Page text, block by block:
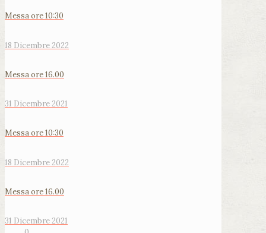
Messa ore 10:30
18 Dicembre 2022
Messa ore 16.00
31 Dicembre 2021
Messa ore 10:30
18 Dicembre 2022
Messa ore 16.00
31 Dicembre 2021